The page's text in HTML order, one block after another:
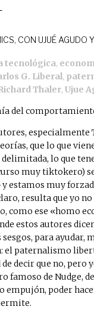
CON UJUÉ AGUDO
tecnológica,
G. Liberal,
Thaler,Ujue
del
especialmente
que lo que
lo que
muy tiktokero)
estamos muy
resulta que yo
como ese «homo
estos autores
para ayudar,
el paternalismo
decir que no, pero
famoso de Nudge,
empujón, poder